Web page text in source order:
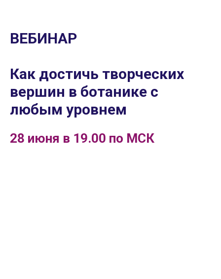
ВЕБИНАР
Как достичь творческих
вершин в ботанике с
любым уровнем
28 июня в 19.00 по МСК